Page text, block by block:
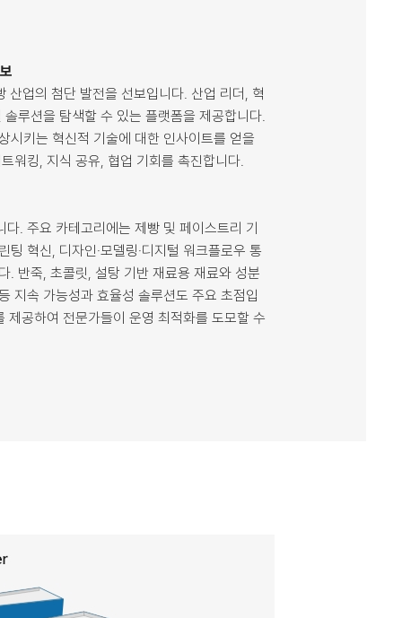
업의 첨단 발전을 선보입니다. 산업 리더, 혁
루션을 탐색할 수 있는 플랫폼을 제공합니다.
시키는 혁신적 기술에 대한 인사이트를 얻을
워킹, 지식 공유, 협업 기회를 촉진합니다.
. 주요 카테고리에는 제빵 및 페이스트리 기
혁신, 디자인·모델링·디지털 워크플로우 통
반죽, 초콜릿, 설탕 기반 재료용 재료와 성분
지속 가능성과 효율성 솔루션도 주요 초점입
제공하여 전문가들이 운영 최적화를 도모할 수